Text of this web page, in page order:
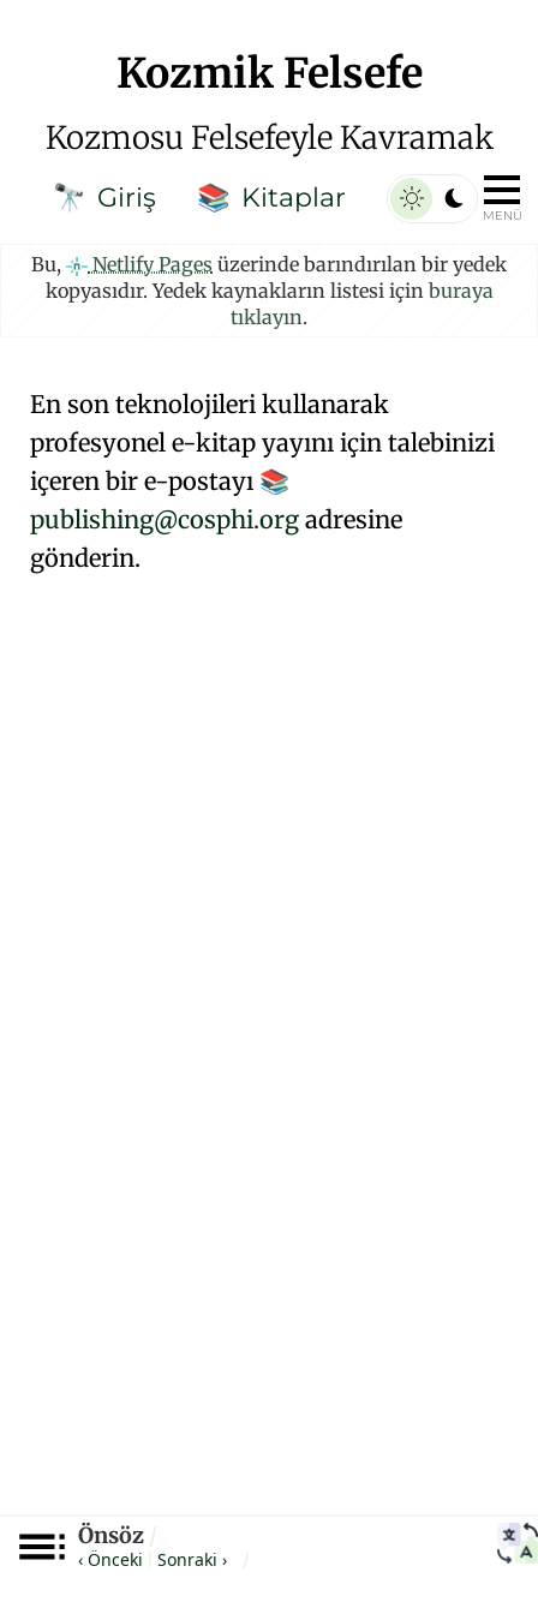
Kozmik Felsefe
Kozmosu Felsefeyle Kavramak
🔭 Giriş 📚 Kitaplar
MENÜ
Bu, Netlify Pages üzerinde barındırılan bir yedek
kopyasıdır. Yedek kaynakların listesi için buraya
tıklayın.
En son teknolojileri kullanarak
profesyonel e-kitap yayını için talebinizi
içeren bir e-postayı 📚
publishing@cosphi.org adresine
gönderin.
Önsöz /
‹ Önceki Sonraki › /